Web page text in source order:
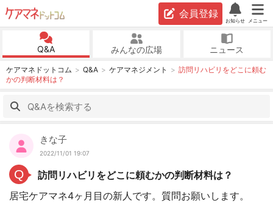
会員登録
お知らせ メニュー
Q&A みんなの広場 ニュース
ケアマネドットコム Q&A ケアマネジメント
訪問リハビリをどこに頼む
かの判断材料は？
きな子
2022/11/01 19:07
Q
訪問リハビリをどこに頼むかの判断材料は？
居宅ケアマネ4ヶ月目の新人です。質問お願いします。